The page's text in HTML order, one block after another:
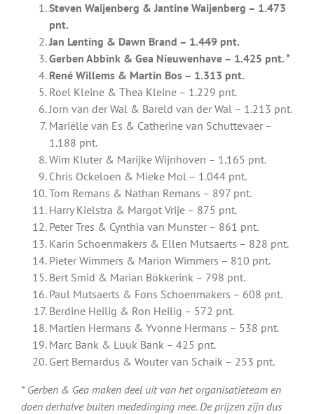
Steven Waijenberg & Jantine Waijenberg – 1.473
pnt.
Jan Lenting & Dawn Brand – 1.449 pnt.
Gerben Abbink & Gea Nieuwenhave – 1.425 pnt. *
René Willems & Martin Bos – 1.313 pnt.
Roel Kleine & Thea Kleine – 1.229 pnt.
Jorn van der Wal & Bareld van der Wal – 1.213 pnt.
Mariëlle van Es & Catherine van Schuttevaer –
1.188 pnt.
Wim Kluter & Marijke Wijnhoven – 1.165 pnt.
Chris Ockeloen & Mieke Mol – 1.044 pnt.
Tom Remans & Nathan Remans – 897 pnt.
Harry Kielstra & Margot Vrije – 875 pnt.
Peter Tres & Cynthia van Munster – 861 pnt.
Karin Schoenmakers & Ellen Mutsaerts – 828 pnt.
Pieter Wimmers & Marion Wimmers – 810 pnt.
Bert Smid & Marian Bökkerink – 798 pnt.
Paul Mutsaerts & Fons Schoenmakers – 608 pnt.
Berdine Heilig & Ron Heilig – 572 pnt.
Martien Hermans & Yvonne Hermans – 538 pnt.
Marc Bank & Luuk Bank – 425 pnt.
Gert Bernardus & Wouter van Schaik – 253 pnt.
* Gerben & Gea maken deel uit van het organisatieteam en
doen derhalve buiten mededinging mee. De prijzen zijn dus